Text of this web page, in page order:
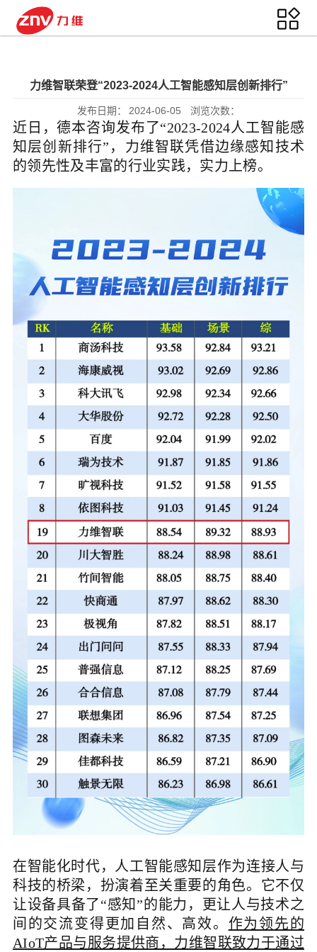
力维智联荣登“2023-2024人工智能感知层创新排行”
发布日期： 2024-06-05 浏览次数：
近日，德本咨询发布了“2023-2024人工智能感
知层创新排行”，力维智联凭借边缘感知技术
的领先性及丰富的行业实践，实力上榜。
在智能化时代，人工智能感知层作为连接人与
科技的桥梁，扮演着至关重要的角色。它不仅
让设备具备了“感知”的能力，更让人与技术之
间的交流变得更加自然、高效。 作为领先的
AIoT产品与服务提供商，力维智联致力于通过